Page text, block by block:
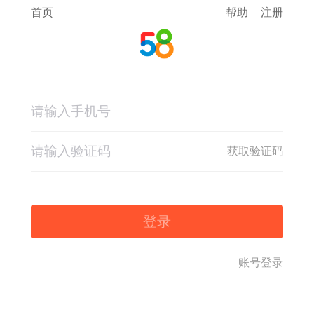
首页 帮助 注册
获取验证码
登录
账号登录